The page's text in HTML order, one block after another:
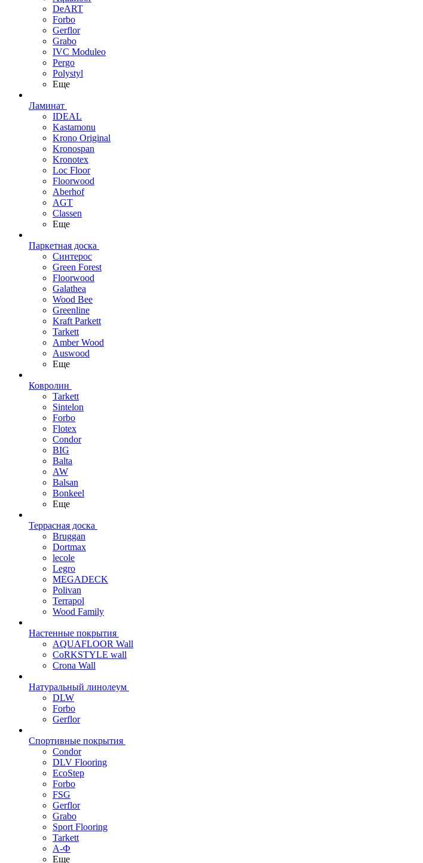
DeART
Forbo
Gerflor
Grabo
IVC Moduleo
Pergo
Polystyl
Еще
Ламинат
IDEAL
Kastamonu
Krono Original
Kronospan
Kronotex
Loc Floor
Floorwood
Aberhof
AGT
Classen
Еще
Паркетная доска
Синтерос
Green Forest
Floorwood
Galathea
Wood Bee
Greenline
Kraft Parkett
Tarkett
Amber Wood
Auswood
Еще
Ковролин
Tarkett
Sintelon
Forbo
Flotex
Condor
BIG
Balta
AW
Balsan
Bonkeel
Еще
Террасная доска
Bruggan
Dortmax
lecole
Legro
MEGADECK
Polivan
Terrapol
Wood Family
Настенные покрытия
AQUAFLOOR Wall
CoRKSTYLE wall
Crona Wall
Натуральный линолеум
DLW
Forbo
Gerflor
Спортивные покрытия
Condor
DLV Flooring
EcoStep
Forbo
FSG
Gerflor
Grabo
Sport Flooring
Tarkett
А-Ф
Еще